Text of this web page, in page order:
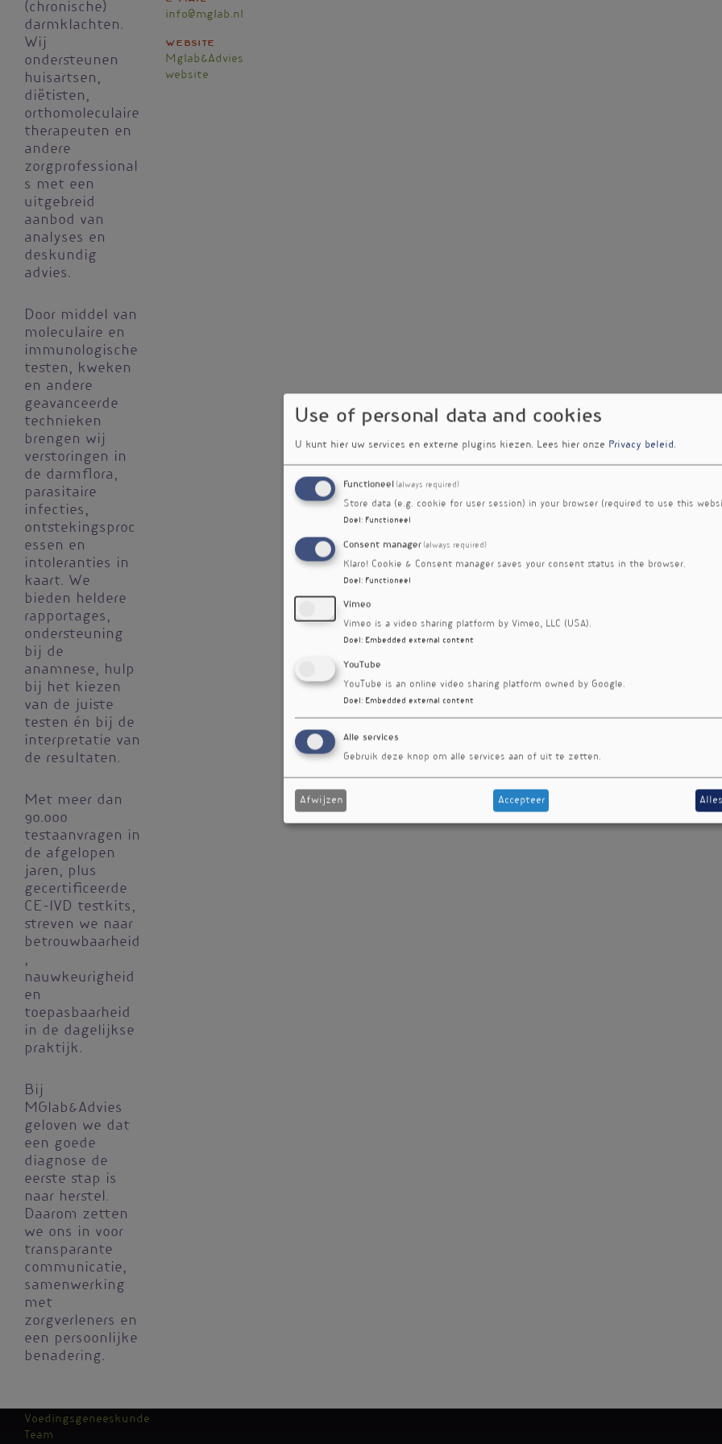
(chronische)
darmklachten.
Wij
ondersteunen
huisartsen,
diëtisten,
orthomoleculaire
therapeuten en
andere
zorgprofessional
s met een
uitgebreid
aanbod van
analyses en
deskundig
advies.
Door middel van
moleculaire en
immunologische
testen, kweken
en andere
geavanceerde
technieken
brengen wij
verstoringen in
de darmflora,
parasitaire
infecties,
ontstekingsproc
essen en
intoleranties in
kaart. We
bieden heldere
rapportages,
ondersteuning
bij de
anamnese, hulp
bij het kiezen
van de juiste
testen én bij de
interpretatie van
de resultaten.
Met meer dan
90.000
testaanvragen in
de afgelopen
jaren, plus
gecertificeerde
CE-IVD testkits,
streven we naar
betrouwbaarheid
,
nauwkeurigheid
en
toepasbaarheid
in de dagelijkse
praktijk.
Bij
MGlab&Advies
geloven we dat
een goede
diagnose de
eerste stap is
naar herstel.
Daarom zetten
we ons in voor
transparante
communicatie,
samenwerking
met
zorgverleners en
een persoonlijke
benadering.
info@mglab.nl
Website
Mglab&Advies
website
Kantoormenu
Voedingsgeneeskunde
Team
Use of personal data and cookies
U kunt hier uw services en externe plugins kiezen. Lees hier onze Privacy beleid.
Functioneel (always required)
Store data (e.g. cookie for user session) in your browser (required to use this
Doel : Functioneel
Consent manager (always required)
Klaro! Cookie & Consent manager saves your consent status in the browser.
Doel : Functioneel
Vimeo
Vimeo is a video sharing platform by Vimeo, LLC (USA).
Doel : Embedded external content
YouTube
YouTube is an online video sharing platform owned by Google.
Doel : Embedded external content
Alle services
Gebruik deze knop om alle services aan of uit te zetten.
Afwijzen Accepteer